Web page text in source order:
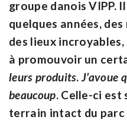
groupe danois VIPP.
quelques années,
des lieux
à promouvoir un
leurs produits.J’avoue
beaucoup. Celle-ci est
terrain intact du parc